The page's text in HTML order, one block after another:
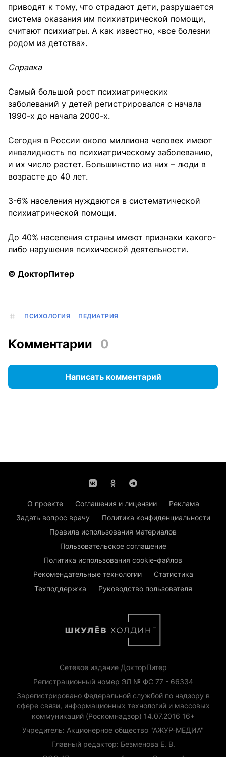
приводят к тому, что страдают дети, разрушается
система оказания им психиатрической помощи,
считают психиатры. А как известно, «все болезни
родом из детства».
Справка
Самый большой рост психиатрических
заболеваний у детей регистрировался с начала
1990-х до начала 2000-х.
Сегодня в России около миллиона человек имеют
инвалидность по психиатрическому заболеванию,
и их число растет. Большинство из них – люди в
возрасте до 40 лет.
3-6% населения нуждаются в систематической
психиатрической помощи.
До 40% населения страны имеют признаки какого-
либо нарушения психической деятельности.
© ДокторПитер
ПСИХОЛОГИЯ ПЕДИАТРИЯ
Комментарии 0
Написать комментарий
О проекте Соглашения и лицензии
Реклама
Задать вопрос врачу
Политика конфиденциальности
Правила использования материалов
Пользовательское соглашение
Политика использования cookie-файлов
Рекомендательные технологии
Статистика
Техподдержка
Руководство пользователя
Сетевое издание ДокторПитер
Регистрационный номер ЭЛ № ФС 77 - 66334
Зарегистрировано Федеральной службой по надзору в
сфере связи, информационных технологий и массовых
коммуникаций (Роскомнадзор) 14.07.2016 16+
Учредитель: Акционерное общество "АЖУР-МЕДИА"
Главный редактор: Безменова Е. В.